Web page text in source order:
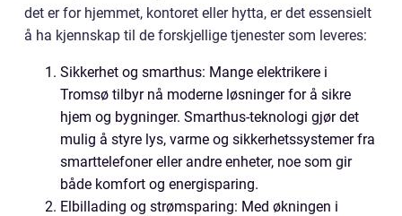
det er for hjemmet, kontoret eller hytta, er det essensielt
å ha kjennskap til de forskjellige tjenester som leveres:
Sikkerhet og smarthus: Mange elektrikere i
Tromsø tilbyr nå moderne løsninger for å sikre
hjem og bygninger. Smarthus-teknologi gjør det
mulig å styre lys, varme og sikkerhetssystemer fra
smarttelefoner eller andre enheter, noe som gir
både komfort og energisparing.
Elbillading og strømsparing: Med økningen i